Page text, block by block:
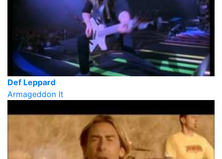
Def Leppard
Armageddon It